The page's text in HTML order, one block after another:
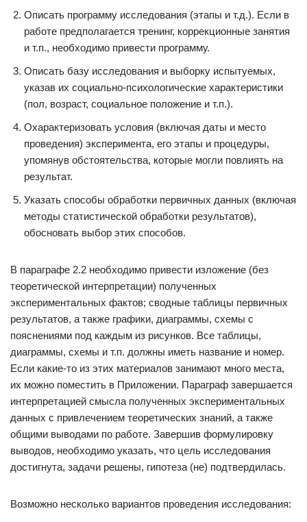
Описать программу исследования (этапы и т.д.). Если в
работе предполагается тренинг, коррекционные занятия
и т.п., необходимо привести программу.
Описать базу исследования и выборку испытуемых,
указав их социально-психологические характеристики
(пол, возраст, социальное положение и т.п.).
Охарактеризовать условия (включая даты и место
проведения) эксперимента, его этапы и процедуры,
упомянув обстоятельства, которые могли повлиять на
результат.
Указать способы обработки первичных данных (включая
методы статистической обработки результатов),
обосновать выбор этих способов.
В параграфе 2.2 необходимо привести изложение (без
теоретической интерпретации) полученных
экспериментальных фактов; сводные таблицы первичных
результатов, а также графики, диаграммы, схемы с
пояснениями под каждым из рисунков. Все таблицы,
диаграммы, схемы и т.п. должны иметь название и номер.
Если какие-то из этих материалов занимают много места,
их можно поместить в Приложении. Параграф завершается
интерпретацией смысла полученных экспериментальных
данных с привлечением теоретических знаний, а также
общими выводами по работе. Завершив формулировку
выводов, необходимо указать, что цель исследования
достигнута, задачи решены, гипотеза (не) подтвердилась.
Возможно несколько вариантов проведения исследования: